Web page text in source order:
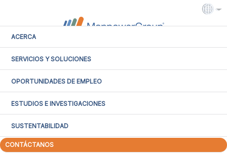
Intranet Extranet
ACERCA
SERVICIOS Y SOLUCIONES
OPORTUNIDADES DE EMPLEO
ESTUDIOS E INVESTIGACIONES
SUSTENTABILIDAD
CONTÁCTANOS
Venezuela
Select a Country